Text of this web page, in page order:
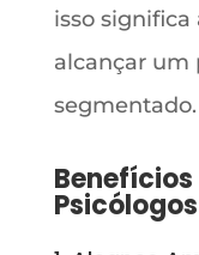
isso
alcançar um
segmentado.
Psicólogos